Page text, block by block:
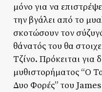
μόνο για να
την βγάλει από το
σκοτώσουν τον
θάνατός του θα
Τζίνο. Πρόκειται για
μυθιστορήματος “Ο
Δυο Φορές” του